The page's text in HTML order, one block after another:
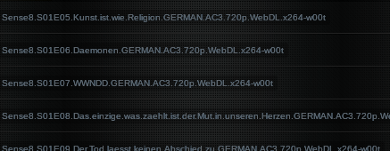
Sense8.S01E05.Kunst.ist.wie.Religion.GERMAN.AC3.720p.WebDL.x264-w00t
Sense8.S01E06.Daemonen.GERMAN.AC3.720p.WebDL.x264-w00t
Sense8.S01E07.WWNDD.GERMAN.AC3.720p.WebDL.x264-w00t
Sense8.S01E09.Der.Tod.laesst.keinen.Abschied.zu.GERMAN.AC3.720p.WebDL.x264-w00t